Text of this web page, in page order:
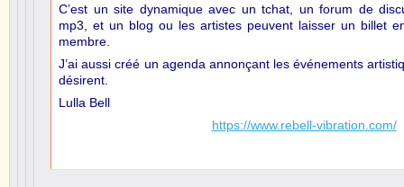
C’est un site dynamique avec un tchat, un forum de
mp3, et un blog ou les artistes peuvent laisser un billet
membre.
J’ai aussi créé un agenda annonçant les événements
désirent.
Lulla Bell
https://www.rebell-vibration.com/